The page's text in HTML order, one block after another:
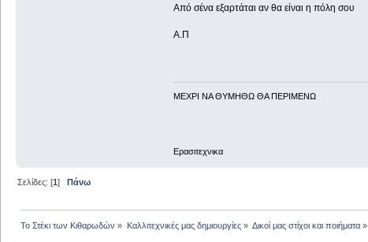
Από σένα εξαρτάται αν θα είναι η πόλη σου
Α.Π
ΜΕΧΡΙ ΝΑ ΘΥΜHΘΩ ΘΑ ΠΕΡΙΜΕΝΩ
Ερασιτεχνικα
Σελίδες: [1]
Πάνω
Το Στέκι των Κιθαρωδών » Καλλιτεχνικές μας δημιουργίες» Δικοί μας στίχοι και ποιήματα»